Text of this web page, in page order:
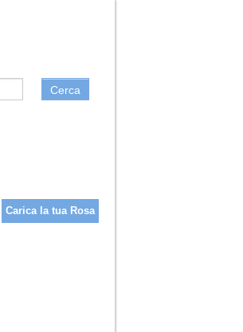
Cerca
Carica la tua Rosa